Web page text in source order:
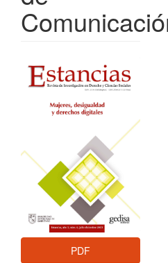
Barra
lateral
artículo
PDF